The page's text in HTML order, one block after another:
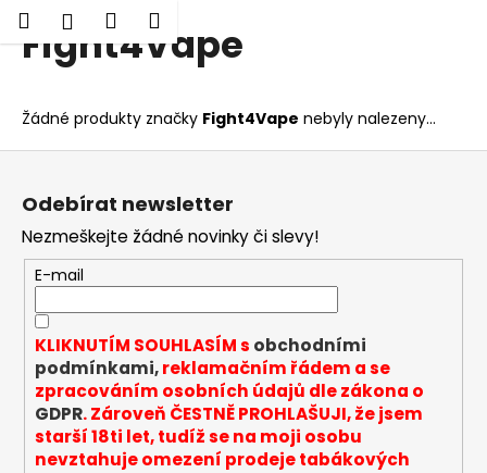
Přejít
HledatPřihlášení
Nákupní
košík
Fight4Vape
Žádné produkty značky Fight4Vape nebyly nalezeny...
o Zpět
Zpět
C
o
o
t
ř
e
b
u
e
e
Z
Odebírat newsletter
Nezmeškejte žádné novinky či slevy!
E-mail
KLIKNUTÍM SOUHLASÍM s obchodními
podmínkami,reklamačním řádem a se
zpracováním osobních údajů dle zákona o
GDPR. Zároveň ČESTNĚ PROHLAŠUJI, že jsem
starší 18ti let, tudíž se na moji osobu
nevztahuje omezení prodeje tabákových